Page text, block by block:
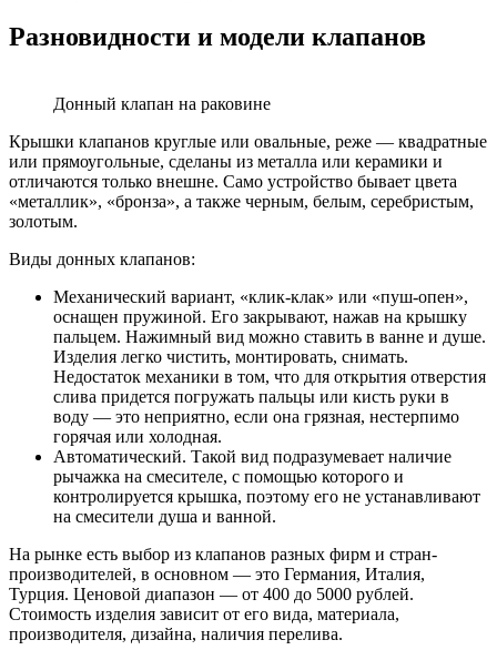
Разновидности и модели клапанов
Донный клапан на раковине
Крышки клапанов круглые или овальные, реже — квадратные
или прямоугольные, сделаны из металла или керамики и
отличаются только внешне. Само устройство бывает цвета
«металлик», «бронза», а также черным, белым, серебристым,
золотым.
Виды донных клапанов:
Механический вариант, «клик-клак» или «пуш-опен»,
оснащен пружиной. Его закрывают, нажав на крышку
пальцем. Нажимный вид можно ставить в ванне и душе.
Изделия легко чистить, монтировать, снимать.
Недостаток механики в том, что для открытия отверстия
слива придется погружать пальцы или кисть руки в
воду — это неприятно, если она грязная, нестерпимо
горячая или холодная.
Автоматический. Такой вид подразумевает наличие
рычажка на смесителе, с помощью которого и
контролируется крышка, поэтому его не устанавливают
на смесители душа и ванной.
На рынке есть выбор из клапанов разных фирм и стран-
производителей, в основном — это Германия, Италия,
Турция. Ценовой диапазон — от 400 до 5000 рублей.
Стоимость изделия зависит от его вида, материала,
производителя, дизайна, наличия перелива.